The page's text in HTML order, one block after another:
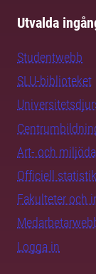
Utvalda
Studentwebb
SLU-biblioteket
Art- och
Officiell statistik
Fakulteter och
Logga in